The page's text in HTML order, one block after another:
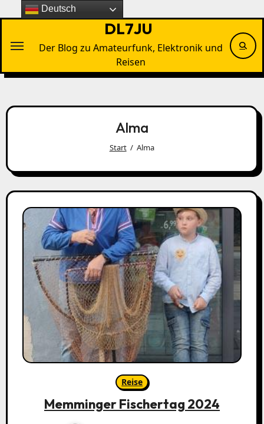
Inhalten
DL7JU
Der Blog zu Amateurfunk, Elektronik und
Reisen
Alma
Start Alma
Reise
Memminger Fischertag 2024
Deutsch